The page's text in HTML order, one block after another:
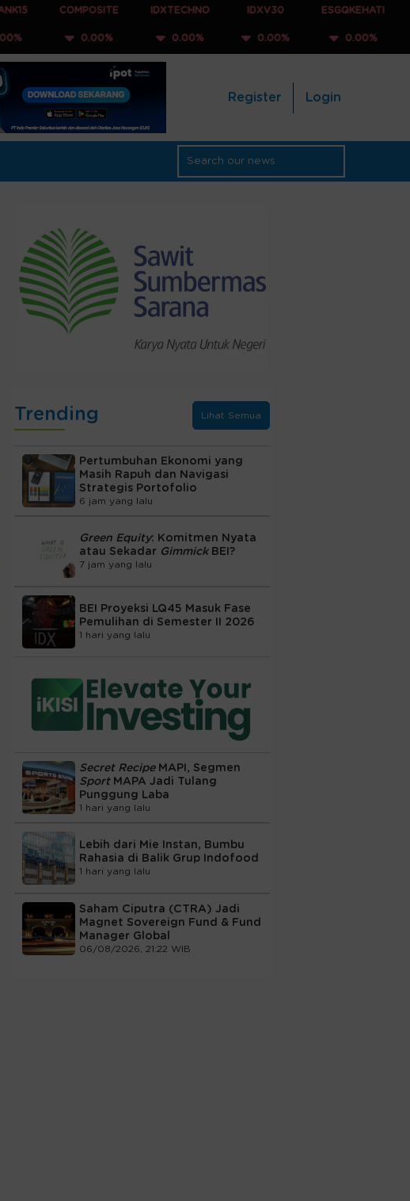
COMPOSITE
0.00%
IDXTECHNO
0.00%
IDXV30
0.00%
ESGQKEHATI
0.00%
Register Login
Trending Lihat Semua
Pertumbuhan Ekonomi yang
Masih Rapuh dan Navigasi
Strategis Portofolio
6 jam yang lalu
Green Equity: Komitmen Nyata
atau Sekadar Gimmick BEI?
7 jam yang lalu
BEI Proyeksi LQ45 Masuk Fase
Pemulihan di Semester II 2026
1 hari yang lalu
Secret RecipeMAPI, Segmen
Sport MAPA Jadi Tulang
Punggung Laba
1 hari yang lalu
Lebih dari Mie Instan, Bumbu
Rahasia di Balik Grup Indofood
1 hari yang lalu
Saham Ciputra (CTRA) Jadi
Magnet Sovereign Fund & Fund
Manager Global
06/08/2026, 21:22 WIB